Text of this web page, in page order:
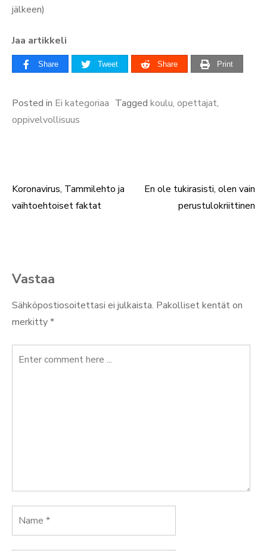
jälkeen)
Jaa artikkeli
Share Tweet Share Print
Posted in Ei kategoriaa Tagged koulu, opettajat,
oppivelvollisuus
Artikkelien
Koronavirus, Tammilehto ja
vaihtoehtoiset faktat
En ole tukirasisti, olen vain
perustulokriittinen
Vastaa
Sähköpostiosoitettasi ei julkaista. Pakolliset kentät on
merkitty*